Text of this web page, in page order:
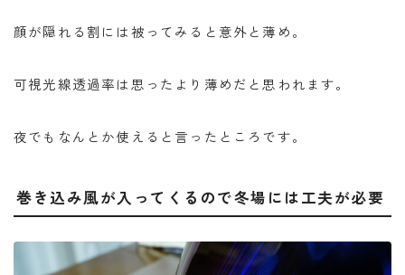
顔が隠れる割には被ってみると意外と薄め。
可視光線透過率は思ったより薄めだと思われます。
夜でもなんとか使えると言ったところです。
巻き込み風が入ってくるので冬場には工夫が必要